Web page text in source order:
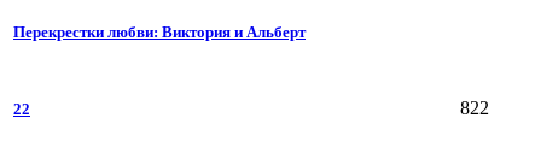
Перекрестки любви: Виктория и Альберт
22 822